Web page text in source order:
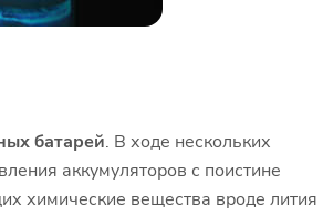
батарей. В ходе нескольких
аккумуляторов с поистине
химические вещества вроде лития